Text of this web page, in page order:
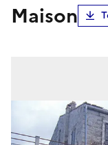
maison